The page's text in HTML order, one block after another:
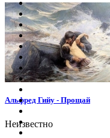
Альфред Гийу - Прощай
Неизвестно